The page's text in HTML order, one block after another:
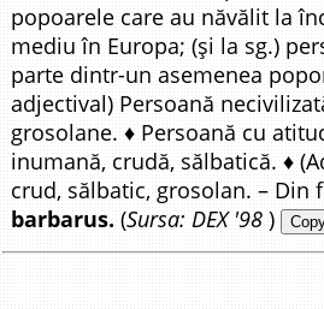
popoarele care au năvălit la
mediu în Europa; (și la sg.)
parte dintr-un asemenea
adjectival) Persoană
grosolane. ♦ Persoană cu
inumană, crudă, sălbatică. ♦
crud, sălbatic, grosolan. – Din
barbarus. (Sursa: DEX '98 )